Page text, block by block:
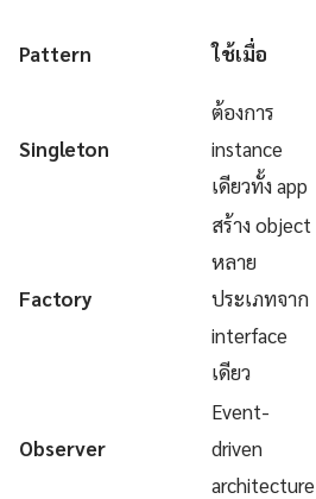
Pattern ใช้เมื่อ
Singleton
ต้องการ
instance
เดียวทั้ง app
Factory
สร้าง object
หลาย
ประเภทจาก
interface
เดียว
Observer
Event-
driven
architecture